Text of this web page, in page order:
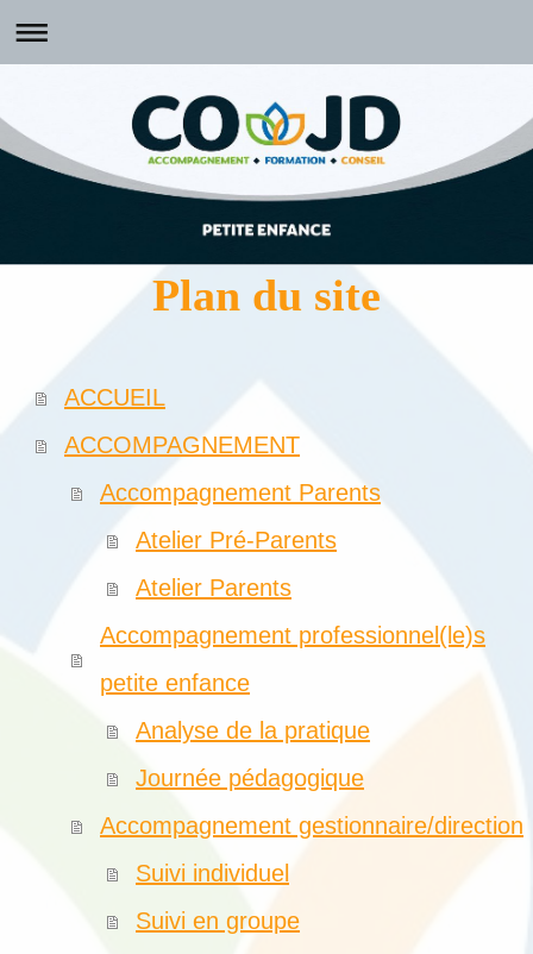
Plan du site
ACCUEIL
ACCOMPAGNEMENT
Accompagnement Parents
Atelier Pré-Parents
Atelier Parents
Accompagnement professionnel(le)s
petite enfance
Analyse de la pratique
Journée pédagogique
Accompagnement gestionnaire/direction
Suivi individuel
Suivi en groupe